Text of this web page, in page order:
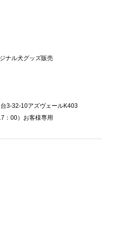
ナル犬グッズ販売
3-32-10アズヴェールK403
：00）お客様専用